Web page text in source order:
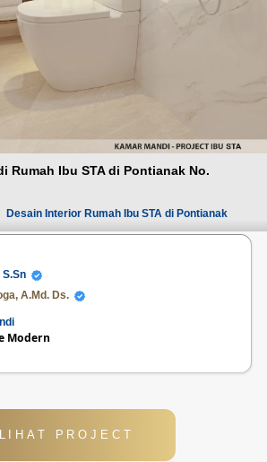
Rumah Ibu STA di Pontianak No.
Desain Interior Rumah Ibu STA di Pontianak
A.Md. Ds.
Modern
LIHAT PROJECT